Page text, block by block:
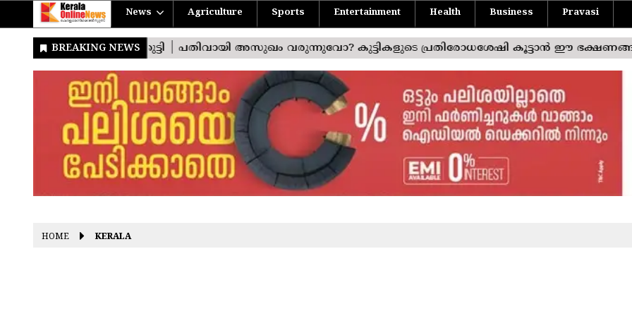
News Agriculture Sports Entertainment Health Business Pravasi
HOME KERALA